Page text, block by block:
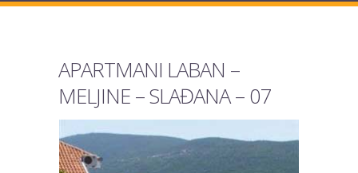
APARTMANI LABAN –
MELJINE – SLAĐANA – 07